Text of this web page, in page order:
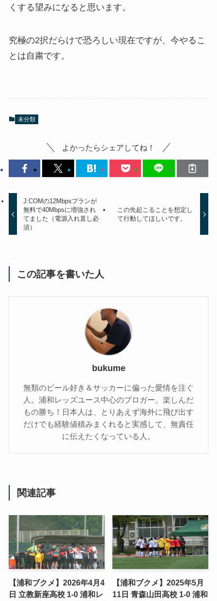
くする望みになると思います。
究極の2択だらけで恐ろしい現在ですが、今やるこ
とは自粛です。
未分類
よかったらシェアしてね！
J:COMの12Mbpsプランが
無料で40Mbpsに増強され
てました（電源入れ直し必
須）
この先起こることを想定し
て行動してほしいです。
この記事を書いた人
bukume
無類のビール好き＆サッカーに偏った愛情を注ぐ
人。浦和レッズユース中心のブロガー。楽しんだ
もの勝ち！日本人は、とりあえず海外に飛び出す
だけでも経験値積みまくれると実感して、無責任
に伝えたくなっている人。
関連記事
【浦和ブクメ】2026年4月4
日 立教新座高校 1-0 浦和レ
【浦和ブクメ】2025年5月
11日 青森山田高校 1-0 浦和